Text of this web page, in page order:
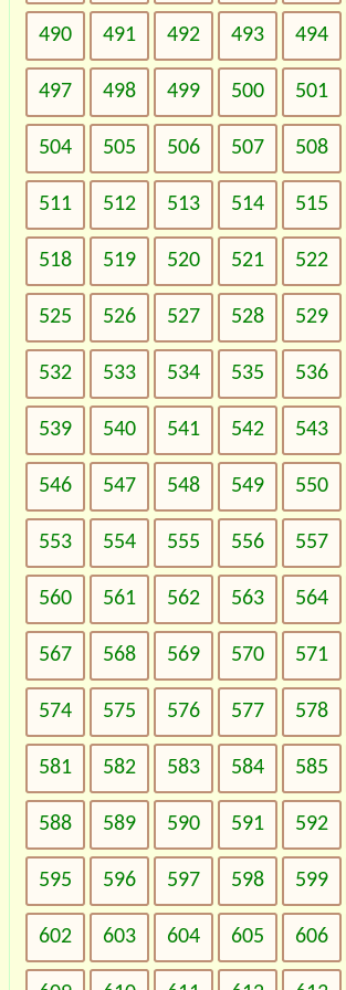
490 491 492 493 494
497 498 499 500 501
504 505 506 507 508
511 512 513 514 515
518 519 520 521 522
525 526 527 528 529
532 533 534 535 536
539 540 541 542 543
546 547 548 549 550
553 554 555 556 557
560 561 562 563 564
567 568 569 570 571
574 575 576 577 578
581 582 583 584 585
588 589 590 591 592
595 596 597 598 599
602 603 604 605 606